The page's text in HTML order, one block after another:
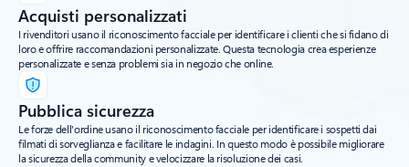
Acquisti personalizzati
I rivenditori usano il riconoscimento facciale per identificare i clienti che si fidano di
loro e offrire raccomandazioni personalizzate. Questa tecnologia crea esperienze
personalizzate e senza problemi sia in negozio che online.
Pubblica sicurezza
Le forze dell'ordine usano il riconoscimento facciale per identificare i sospetti dai
filmati di sorveglianza e facilitare le indagini. In questo modo è possibile migliorare
la sicurezza della community e velocizzare la risoluzione dei casi.